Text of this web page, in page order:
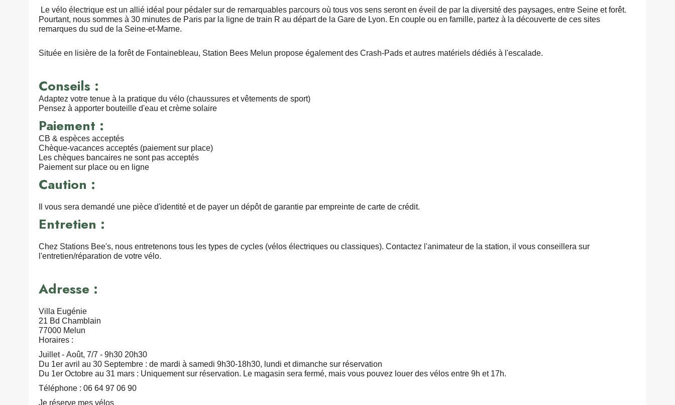
Le vélo électrique est un allié idéal pour pédaler sur de remarquables parcours où tous vos sens seront en éveil de par la diversité des paysages, entre Seine et forêt.
Pourtant, nous sommes à 30 minutes de Paris par la ligne de train R au départ de la Gare de Lyon. En couple ou en famille, partez à la découverte de ces sites
remarques du sud de la Seine-et-Marne.
Située en lisière de la forêt de Fontainebleau, Station Bees Melun propose également des Crash-Pads et autres matériels dédiés à l'escalade.
Conseils :
Adaptez votre tenue à la pratique du vélo (chaussures et vêtements de sport)
Pensez à apporter bouteille d'eau et crème solaire
Paiement :
CB & espèces acceptés
Chèque-vacances acceptés (paiement sur place)
Les chèques bancaires ne sont pas acceptés
Paiement sur place ou en ligne
Caution :
Il vous sera demandé une pièce d'identité et de payer un dépôt de garantie par empreinte de carte de crédit.
Entretien :
Chez Stations Bee's, nous entretenons tous les types de cycles (vélos électriques ou classiques). Contactez l'animateur de la station, il vous conseillera sur
l'entretien/réparation de votre vélo.
Adresse :
Villa Eugénie
21 Bd Chamblain
77000 Melun
Horaires :
Juillet - Août, 7/7 - 9h30 20h30
Du 1er avril au 30 Septembre : de mardi à samedi 9h30-18h30, lundi et dimanche sur réservation
Du 1er Octobre au 31 mars : Uniquement sur réservation. Le magasin sera fermé, mais vous pouvez louer des vélos entre 9h et 17h.
Téléphone : 06 64 97 06 90
Je réserve mes vélos